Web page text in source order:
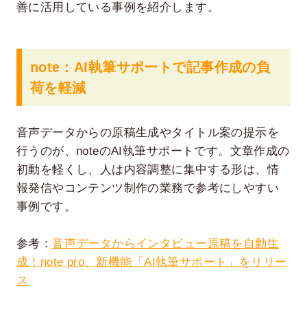
善に活用している事例を紹介します。
note：AI執筆サポートで記事作成の負
荷を軽減
音声データからの原稿生成やタイトル案の提示を
行うのが、noteのAI執筆サポートです。文章作成の
初動を軽くし、人は内容調整に集中する形は、情
報発信やコンテンツ制作の業務で参考にしやすい
事例です。
参考：音声データからインタビュー原稿を自動生
成！note pro、新機能「AI執筆サポート」をリリー
ス